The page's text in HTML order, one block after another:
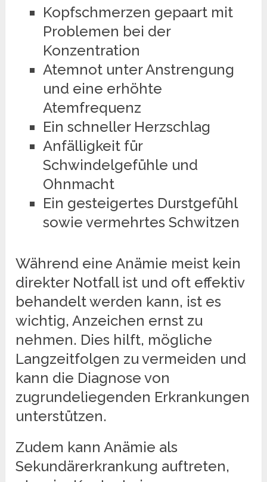
Kopfschmerzen gepaart mit
Problemen bei der
Konzentration
Atemnot unter Anstrengung
und eine erhöhte
Atemfrequenz
Ein schneller Herzschlag
Anfälligkeit für
Schwindelgefühle und
Ohnmacht
Ein gesteigertes Durstgefühl
sowie vermehrtes Schwitzen
Während eine Anämie meist kein
direkter Notfall ist und oft effektiv
behandelt werden kann, ist es
wichtig, Anzeichen ernst zu
nehmen. Dies hilft, mögliche
Langzeitfolgen zu vermeiden und
kann die Diagnose von
zugrundeliegenden Erkrankungen
unterstützen.
Zudem kann Anämie als
Sekundärerkrankung auftreten,